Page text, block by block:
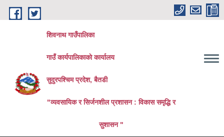
Skip to main content
शिवनाथ गाउँपालिका
गाउँ कार्यपालिकाकाे कार्यालय
सुदुरपश्चिम प्रदेश, बैतडी
"व्यवसायिक र सिर्जनशील प्रशासन : विकास समृद्धि र
सुशासन "